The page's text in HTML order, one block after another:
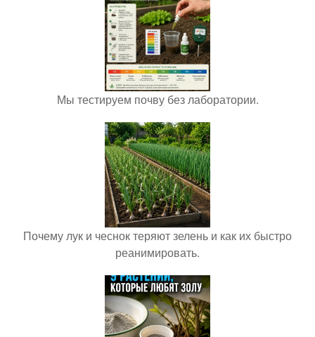
Мы тестируем почву без лаборатории.
Почему лук и чеснок теряют зелень и как их быстро
реанимировать.